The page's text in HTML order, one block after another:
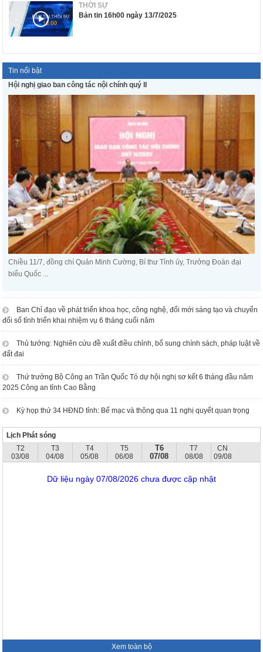
THỜI SỰ
Bản tin 16h00 ngày 13/7/2025
Tin nổi bật
Hội nghị giao ban công tác nội chính quý II
Chiều 11/7, đồng chí Quản Minh Cường, Bí thư Tỉnh ủy, Trưởng Đoàn đại
biểu Quốc ...
Ban Chỉ đạo về phát triển khoa học, công nghệ, đổi mới sáng tạo và chuyển
đổi số tỉnh triển khai nhiệm vụ 6 tháng cuối năm
Thủ tướng: Nghiên cứu đề xuất điều chỉnh, bổ sung chính sách, pháp luật về
đất đai
Thứ trưởng Bộ Công an Trần Quốc Tỏ dự hội nghị sơ kết 6 tháng đầu năm
2025 Công an tỉnh Cao Bằng
Kỳ họp thứ 34 HĐND tỉnh: Bế mạc và thông qua 11 nghị quyết quan trọng
Lịch Phát sóng
T2
03/08
T3
04/08
T4
05/08
T5
06/08
T6
07/08
T7
08/08
CN
09/08
Dữ liệu ngày 07/08/2026 chưa được cập nhật
Xem toàn bộ